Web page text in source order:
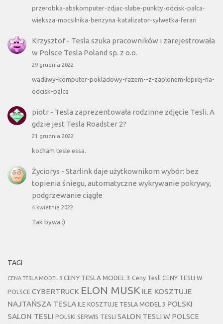
przerobka-abskomputer-zdjac-slabe-punkty-odcisk-palca-
wieksza-mocsilnika-benzyna-katalizator-sylwetka-ferari
Krzysztof- Tesla szuka pracowników i zarejestrowała
w Polsce Tesla Poland sp. z o.o.
29 grudnia 2022
wadliwy-komputer-pokladowy-razem--z-zaplonem-lepiiej-na-
odcisk-palca
piotr- Tesla zaprezentowała rodzinne zdjęcie Tesli. A
gdzie jest Tesla Roadster 2?
21 grudnia 2022
kocham tesle essa.
Życiorys - Starlink daje użytkownikom wybór: bez
topienia śniegu, automatyczne wykrywanie pokrywy,
podgrzewanie ciągłe
4 kwietnia 2022
Tak bywa :)
TAGI
CENA TESLA MODEL 3 CENY TESLA MODEL 3 Ceny Tesli CENY TESLI W
POLSCE CYBERTRUCK ELON MUSK ILE KOSZTUJE
NAJTAŃSZA TESLA
ILE KOSZTUJE TESLA MODEL 3 POLSKI
SALON TESLI POLSKI SERWIS TESLI SALON TESLI W POLSCE